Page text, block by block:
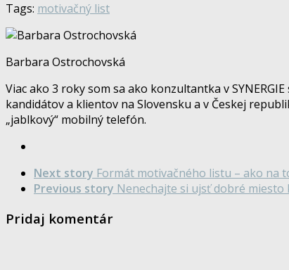
Tags: motivačný list
Barbara Ostrochovská
Viac ako 3 roky som sa ako konzultantka v
kandidátov a klientov na Slovensku a v Českej
„jablkový“ mobilný telefón.
Next story Formát motivačného listu – ako na
Previous story Nenechajte si ujsť dobré miesto
Pridaj komentár